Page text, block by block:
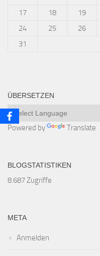
17
18 19
24
25 26
31
ÜBERSETZEN
Powered by Translate
BLOGSTATISTIKEN
8.687 Zugriffe
META
Anmelden